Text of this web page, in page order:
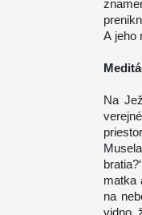
A jeho
Na
matka
na
vidno,